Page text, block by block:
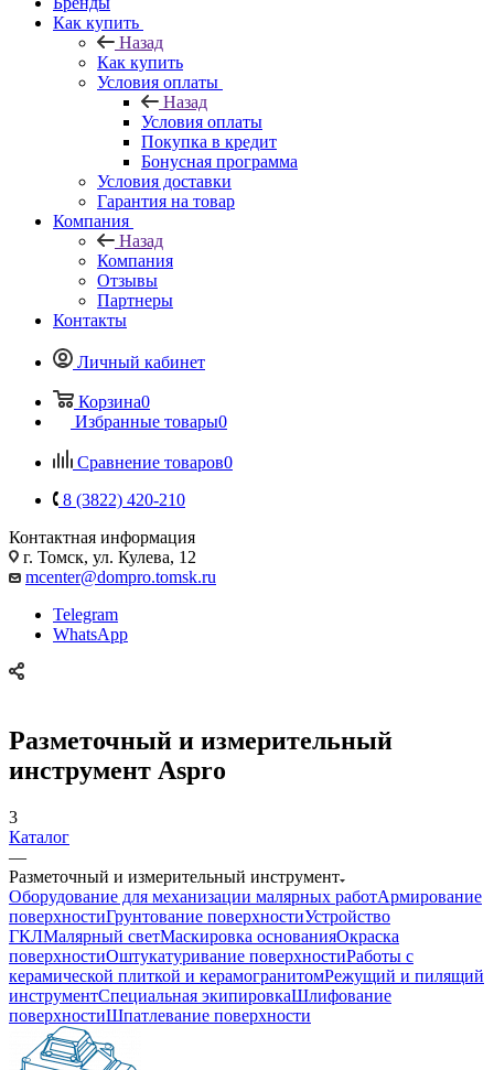
Как купить
Назад
Как купить
Условия оплаты
Назад
Условия оплаты
Покупка в кредит
Бонусная программа
Условия доставки
Гарантия на товар
Компания
Назад
Компания
Отзывы
Партнеры
Контакты
Личный кабинет
Корзина0
Избранные товары0
Сравнение товаров0
8 (3822) 420-210
Контактная информация
г. Томск, ул. Кулева, 12
mcenter@dompro.tomsk.ru
Telegram
WhatsApp
Разметочный и измерительный
инструмент Aspro
3
Каталог
—
Разметочный и измерительный инструмент
Оборудование для механизации малярных работАрмирование
поверхностиГрунтование поверхностиУстройство
ГКЛМалярный светМаскировка основанияОкраска
поверхностиОштукатуривание поверхностиРаботы с
керамической плиткой и керамогранитомРежущий и пилящий
инструментСпециальная экипировкаШлифование
поверхностиШпатлевание поверхности